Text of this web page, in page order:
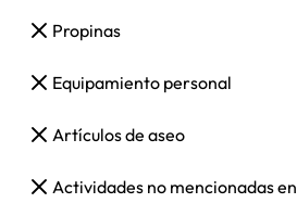
Propinas
Equipamiento personal
Artículos de aseo
Actividades no mencionadas